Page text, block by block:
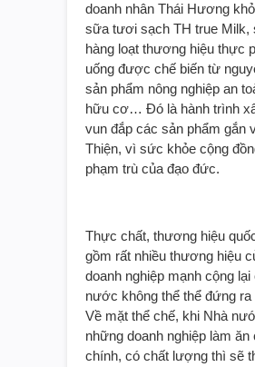
doanh nhân Thái Hương
sữa tươi sạch TH true Milk,
hàng loạt thương hiệu thực
uống được chế biến từ
sản phẩm nông nghiệp an
hữu cơ… Đó là hành trình
vun đắp các sản phẩm gắn
Thiện, vì sức khỏe cộng
phạm trù của đạo đức.
Thực chất, thương hiệu
gồm rất nhiều thương hiệu
doanh nghiệp mạnh cộng
nước không thể thể đứng
Về mặt thể chế, khi Nhà
những doanh nghiệp làm ăn
chính, có chất lượng thì sẽ